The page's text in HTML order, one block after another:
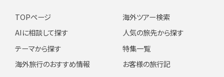
TOPページ
海外ツアー検索
AIに相談して探す
人気の旅先から探す
テーマから探す
特集一覧
海外旅行のおすすめ情報
お客様の旅行記